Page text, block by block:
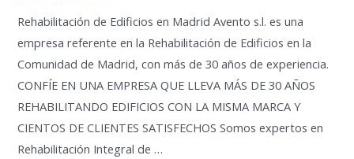
Rehabilitación de Edificios en Madrid Avento s.l. es una
empresa referente en la Rehabilitación de Edificios en la
Comunidad de Madrid, con más de 30 años de experiencia.
CONFÍE EN UNA EMPRESA QUE LLEVA MÁS DE 30 AÑOS
REHABILITANDO EDIFICIOS CON LA MISMA MARCA Y
CIENTOS DE CLIENTES SATISFECHOS Somos expertos en
Rehabilitación Integral de …